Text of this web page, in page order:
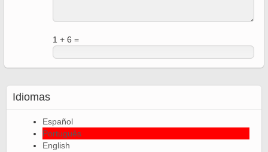
1 + 6 =
Idiomas
Español
Português
English